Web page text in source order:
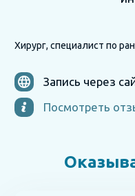
Хирург, специалист по
Запись через
Посмотреть